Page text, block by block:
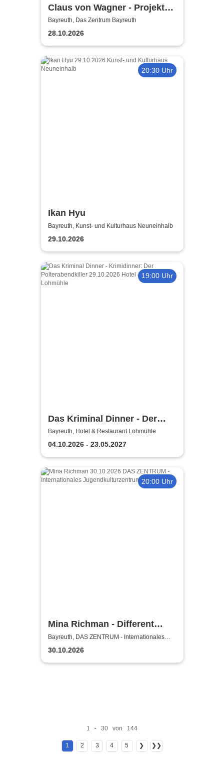
Claus von Wagner - Projekt
Equilibrium
Bayreuth, Das Zentrum Bayreuth
28.10.2026
20:30 Uhr
Ikan Hyu
Bayreuth, Kunst- und Kulturhaus Neuneinhalb
29.10.2026
19:00 Uhr
Das Kriminal Dinner - Der
Polterabendkiller
Bayreuth, Hotel & Restaurant Lohmühle
04.10.2026 - 23.05.2027
20:00 Uhr
Mina Richman - Different
Flavours Of Being Happy
Tour
Bayreuth, DAS ZENTRUM - Internationales
Jugendkulturzentrum Bayreuth
30.10.2026
1 - 30 von 144
1 2 3 4 5 ❯ ❯❯